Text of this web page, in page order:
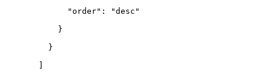
        "order": "desc"
      }
    }
  ]